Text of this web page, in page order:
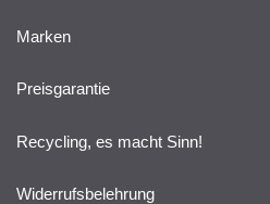
Marken
Preisgarantie
Recycling, es macht Sinn!
Widerrufsbelehrung